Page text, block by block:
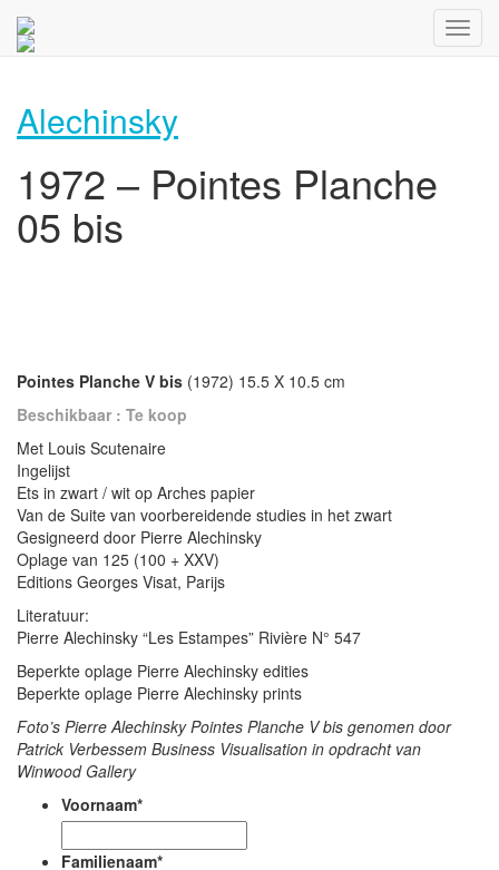
Alechinsky
1972 – Pointes Planche
05 bis
Pointes Planche V bis (1972) 15.5 X 10.5 cm
Beschikbaar : Te koop
Met Louis Scutenaire
Ingelijst
Ets in zwart / wit op Arches papier
Van de Suite van voorbereidende studies in het zwart
Gesigneerd door Pierre Alechinsky
Oplage van 125 (100 + XXV)
Editions Georges Visat, Parijs
Literatuur:
Pierre Alechinsky “Les Estampes” Rivière N° 547
Beperkte oplage Pierre Alechinsky edities
Beperkte oplage Pierre Alechinsky prints
Foto’s Pierre Alechinsky Pointes Planche V bis genomen door
Patrick Verbessem Business Visualisation in opdracht van
Winwood Gallery
Voornaam*
Familienaam*